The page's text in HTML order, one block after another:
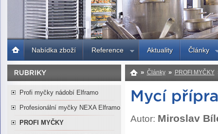
strana
Nabídka zboží Reference Aktuality Články
Profi myčky nádobí Elframo
Profesionální myčky NEXA Elframo
PROFI MYČKY
» Články » PROFI MYČKY
Autor: Miroslav